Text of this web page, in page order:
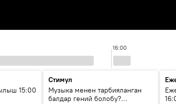
16:00
15:00
Стимул
Музыка менен тарбияланган
балдар гений болобу?